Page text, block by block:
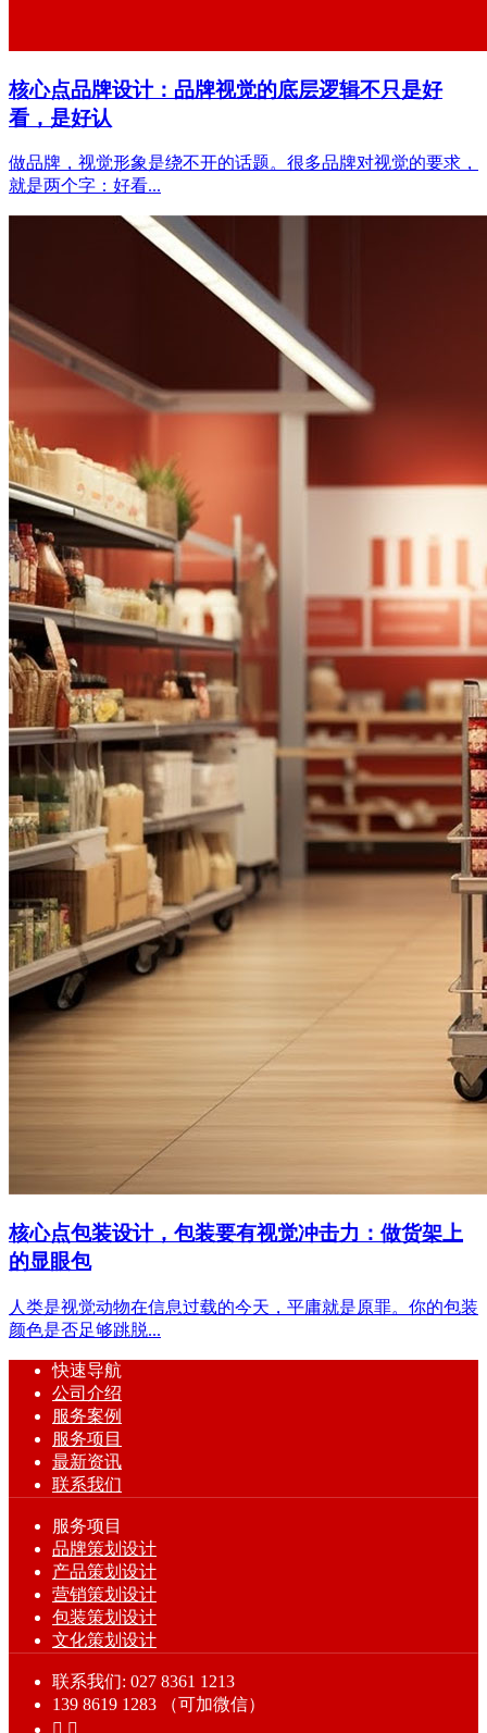
核心点品牌设计：品牌视觉的底层逻辑不只是好
看，是好认
做品牌，视觉形象是绕不开的话题。很多品牌对视觉的要求，
就是两个字：好看...
核心点包装设计，包装要有视觉冲击力：做货架上
的显眼包
人类是视觉动物在信息过载的今天，平庸就是原罪。你的包装
颜色是否足够跳脱...
快速导航
公司介绍
服务案例
服务项目
最新资讯
联系我们
服务项目
品牌策划设计
产品策划设计
营销策划设计
包装策划设计
文化策划设计
联系我们: 027 8361 1213
139 8619 1283 （可加微信）
 